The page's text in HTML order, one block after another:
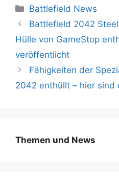
Kategorien
Battlefield News
Battlefield 2042
Hülle von GameStop
veröffentlicht
Fähigkeiten der
2042 enthüllt – hier sind
Themen und News